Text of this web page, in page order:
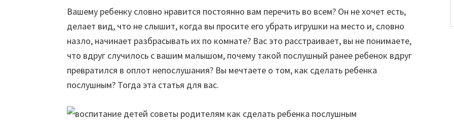
Вашему ребенку словно нравится постоянно вам перечить во всем? Он не хочет есть,
делает вид, что не слышит, когда вы просите его убрать игрушки на место и, словно
назло, начинает разбрасывать их по комнате? Вас это расстраивает, вы не понимаете,
что вдруг случилось с вашим малышом, почему такой послушный ранее ребенок вдруг
превратился в оплот непослушания? Вы мечтаете о том, как сделать ребенка
послушным? Тогда эта статья для вас.